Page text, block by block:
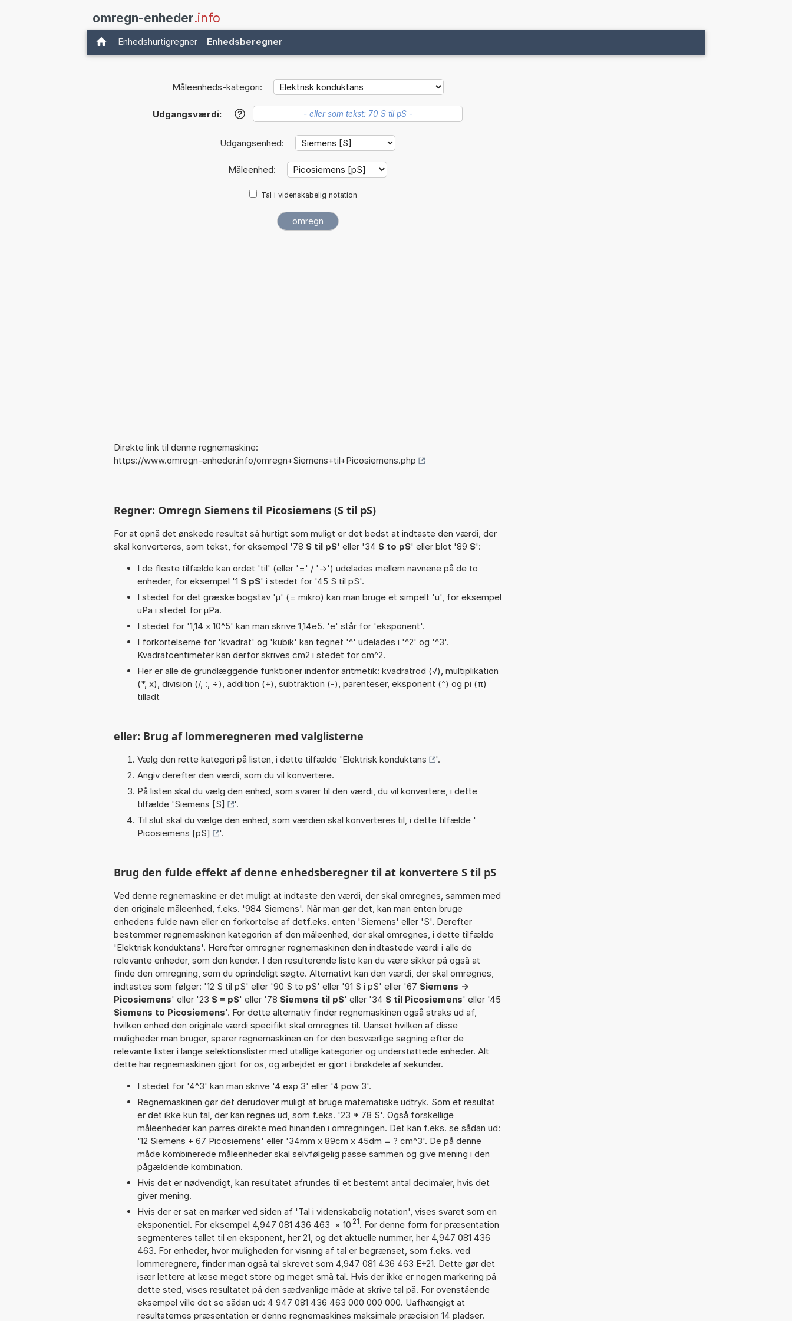
omregn-enheder.info
Enhedshurtigregner Enhedsberegner
Måleenheds-kategori:
Udgangsværdi: ?
Udgangsenhed:
Måleenhed:
Tal i videnskabelig notation
Direkte link til denne regnemaskine:
https://www.omregn-enheder.info/omregn+Siemens+til+Picosiemens.php
Regner: Omregn Siemens til Picosiemens (S til pS)
For at opnå det ønskede resultat så hurtigt som muligt er det bedst at indtaste den værdi, der
skal konverteres, som tekst, for eksempel '78 S til pS' eller '34 S to pS' eller blot '89 S':
I de fleste tilfælde kan ordet 'til' (eller '=' / '->') udelades mellem navnene på de to
enheder, for eksempel '1 S pS' i stedet for '45 S til pS'.
I stedet for det græske bogstav 'µ' (= mikro) kan man bruge et simpelt 'u', for eksempel
uPa i stedet for µPa.
I stedet for '1,14 x 10^5' kan man skrive 1,14e5. 'e' står for 'eksponent'.
I forkortelserne for 'kvadrat' og 'kubik' kan tegnet '^' udelades i '^2' og '^3'.
Kvadratcentimeter kan derfor skrives cm2 i stedet for cm^2.
Her er alle de grundlæggende funktioner indenfor aritmetik: kvadratrod (√), multiplikation
(*, x), division (/, :, ÷), addition (+), subtraktion (-), parenteser, eksponent (^) og pi (π)
tilladt
eller: Brug af lommeregneren med valglisterne
Vælg den rette kategori på listen, i dette tilfælde 'Elektrisk konduktans
'.
Angiv derefter den værdi, som du vil konvertere.
På listen skal du vælg den enhed, som svarer til den værdi, du vil konvertere, i dette
tilfælde 'Siemens [S]
'.
Til slut skal du vælge den enhed, som værdien skal konverteres til, i dette tilfælde '
Picosiemens [pS]
'.
Brug den fulde effekt af denne enhedsberegner til at konvertere S til pS
Ved denne regnemaskine er det muligt at indtaste den værdi, der skal omregnes, sammen med
den originale måleenhed, f.eks. '984 Siemens'. Når man gør det, kan man enten bruge
enhedens fulde navn eller en forkortelse af detf.eks. enten 'Siemens' eller 'S'. Derefter
bestemmer regnemaskinen kategorien af den måleenhed, der skal omregnes, i dette tilfælde
'Elektrisk konduktans'. Herefter omregner regnemaskinen den indtastede værdi i alle de
relevante enheder, som den kender. I den resulterende liste kan du være sikker på også at
finde den omregning, som du oprindeligt søgte. Alternativt kan den værdi, der skal omregnes,
indtastes som følger: '12 S til pS' eller '90 S to pS' eller '91 S i pS' eller '67 Siemens ->
Picosiemens' eller '23 S = pS' eller '78 Siemens til pS' eller '34 S til Picosiemens' eller '45
Siemens to Picosiemens'. For dette alternativ finder regnemaskinen også straks ud af,
hvilken enhed den originale værdi specifikt skal omregnes til. Uanset hvilken af disse
muligheder man bruger, sparer regnemaskinen en for den besværlige søgning efter de
relevante lister i lange selektionslister med utallige kategorier og understøttede enheder. Alt
dette har regnemaskinen gjort for os, og arbejdet er gjort i brøkdele af sekunder.
I stedet for '4^3' kan man skrive '4 exp 3' eller '4 pow 3'.
Regnemaskinen gør det derudover muligt at bruge matematiske udtryk. Som et resultat
er det ikke kun tal, der kan regnes ud, som f.eks. '23 * 78 S'. Også forskellige
måleenheder kan parres direkte med hinanden i omregningen. Det kan f.eks. se sådan ud:
'12 Siemens + 67 Picosiemens' eller '34mm x 89cm x 45dm = ? cm^3'. De på denne
måde kombinerede måleenheder skal selvfølgelig passe sammen og give mening i den
pågældende kombination.
Hvis det er nødvendigt, kan resultatet afrundes til et bestemt antal decimaler, hvis det
giver mening.
Hvis der er sat en markør ved siden af 'Tal i videnskabelig notation', vises svaret som en
eksponentiel. For eksempel 4,947 081 436 463 × 10 21. For denne form for præsentation
segmenteres tallet til en eksponent, her 21, og det aktuelle nummer, her 4,947 081 436
463. For enheder, hvor muligheden for visning af tal er begrænset, som f.eks. ved
lommeregnere, finder man også tal skrevet som 4,947 081 436 463 E+21. Dette gør det
især lettere at læse meget store og meget små tal. Hvis der ikke er nogen markering på
dette sted, vises resultatet på den sædvanlige måde at skrive tal på. For ovenstående
eksempel ville det se sådan ud: 4 947 081 436 463 000 000 000. Uafhængigt at
resultaternes præsentation er denne regnemaskines maksimale præcision 14 pladser.